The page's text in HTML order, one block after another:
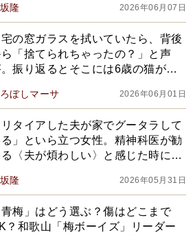
隆 2026年06月07日
宅の窓ガラスを拭いていたら、背後
「捨てられちゃったの？」と声
振り返るとそこには6歳の猫がい
ぼしマーサ 2026年06月01日
リタイアした夫が家でグータラして
」といら立つ女性。精神科医が勧
〈夫が煩わしい〉と感じた時にか
隆 2026年05月31日
青梅」はどう選ぶ？傷はどこまで
？和歌山「梅ボーイズ」リーダー